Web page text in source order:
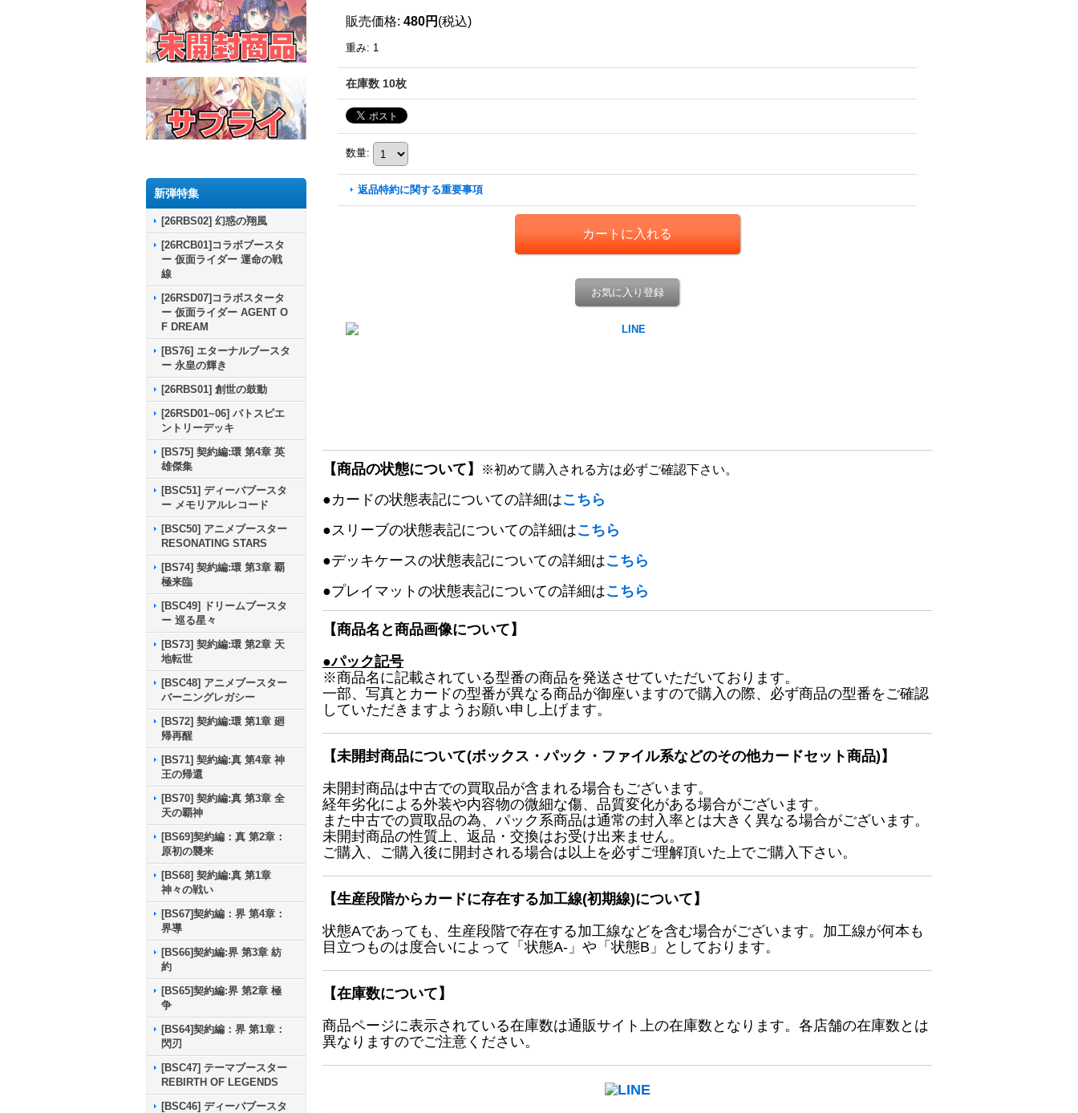
新弾特集
[26RBS02] 幻惑の翔風
[26RCB01]コラボブースタ
ー 仮面ライダー 運命の戦
線
[26RSD07]コラボスタータ
ー 仮面ライダー AGENT O
F DREAM
[BS76] エターナルブースタ
ー 永皇の輝き
[26RBS01] 創世の鼓動
[26RSD01~06] バトスピエ
ントリーデッキ
[BS75] 契約編:環 第4章 英
雄傑集
[BSC51] ディーバブースタ
ー メモリアルレコード
[BSC50] アニメブースター
RESONATING STARS
[BS74] 契約編:環 第3章 覇
極来臨
[BSC49] ドリームブースタ
ー 巡る星々
[BS73] 契約編:環 第2章 天
地転世
[BSC48] アニメブースター
バーニングレガシー
[BS72] 契約編:環 第1章 廻
帰再醒
[BS71] 契約編:真 第4章 神
王の帰還
[BS70] 契約編:真 第3章 全
天の覇神
[BS69]契約編：真 第2章：
原初の襲来
[BS68] 契約編:真 第1章
神々の戦い
[BS67]契約編：界 第4章：
界導
[BS66]契約編:界 第3章 紡
約
[BS65]契約編:界 第2章 極
争
[BS64]契約編：界 第1章：
閃刃
[BSC47] テーマブースター
REBIRTH OF LEGENDS
[BSC46] ディーバブースタ
販売価格: 480円 (税込)
重み: 1
在庫数 10枚
数量:
返品特約に関する重要事項
お気に入り登録
【商品の状態について】 ※初めて購入される方は必ずご確認下さい。
●カードの状態表記についての詳細はこちら
●スリーブの状態表記についての詳細はこちら
●デッキケースの状態表記についての詳細はこちら
●プレイマットの状態表記についての詳細はこちら
【商品名と商品画像について】
●パック記号
※商品名に記載されている型番の商品を発送させていただいております。
一部、写真とカードの型番が異なる商品が御座いますので購入の際、必ず商品の型番をご確認
していただきますようお願い申し上げます。
【未開封商品について(ボックス・パック・ファイル系などのその他カードセット商品)】
未開封商品は中古での買取品が含まれる場合もございます。
経年劣化による外装や内容物の微細な傷、品質変化がある場合がございます。
また中古での買取品の為、パック系商品は通常の封入率とは大きく異なる場合がございます。
未開封商品の性質上、返品・交換はお受け出来ません。
ご購入、ご購入後に開封される場合は以上を必ずご理解頂いた上でご購入下さい。
【生産段階からカードに存在する加工線(初期線)について】
状態Aであっても、生産段階で存在する加工線などを含む場合がございます。加工線が何本も
目立つものは度合いによって「状態A-」や「状態B」としております。
【在庫数について】
商品ページに表示されている在庫数は通販サイト上の在庫数となります。各店舗の在庫数とは
異なりますのでご注意ください。